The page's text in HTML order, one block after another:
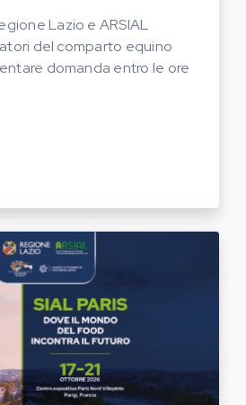
Lazio e ARSIAL
del comparto equino
domanda entro le ore
LAZIO E ARSIAL INVITANO